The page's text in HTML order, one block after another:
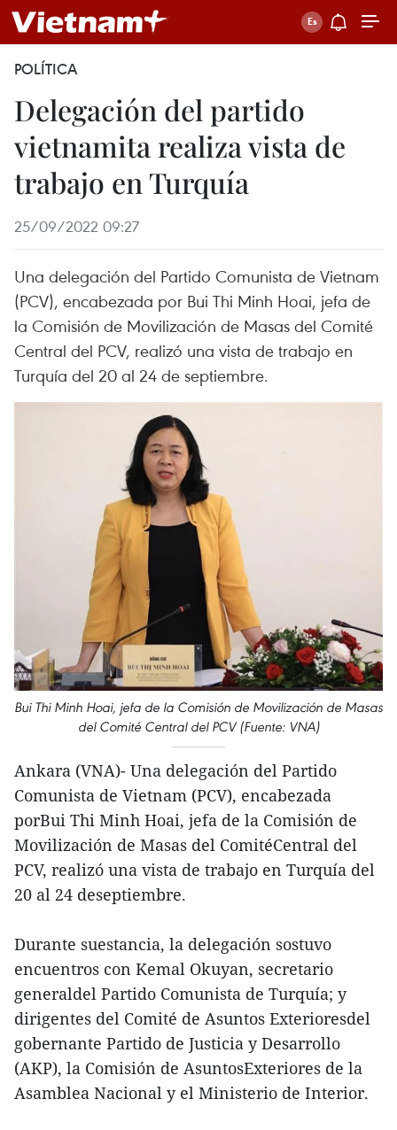
POLÍTICA
Delegación del partido
vietnamita realiza vista de
trabajo en Turquía
25/09/2022 09:27
Una delegación del Partido Comunista de Vietnam
(PCV), encabezada por Bui Thi Minh Hoai, jefa de
la Comisión de Movilización de Masas del Comité
Central del PCV, realizó una vista de trabajo en
Turquía del 20 al 24 de septiembre.
Bui Thi Minh Hoai, jefa de la Comisión de Movilización de Masas
del Comité Central del PCV (Fuente: VNA)
Ankara (VNA)- Una delegación del Partido
Comunista de Vietnam (PCV), encabezada
porBui Thi Minh Hoai, jefa de la Comisión de
Movilización de Masas del ComitéCentral del
PCV, realizó una vista de trabajo en Turquía del
20 al 24 deseptiembre.
Durante suestancia, la delegación sostuvo
encuentros con Kemal Okuyan, secretario
generaldel Partido Comunista de Turquía; y
dirigentes del Comité de Asuntos Exterioresdel
gobernante Partido de Justicia y Desarrollo
(AKP), la Comisión de AsuntosExteriores de la
Asamblea Nacional y el Ministerio de Interior.